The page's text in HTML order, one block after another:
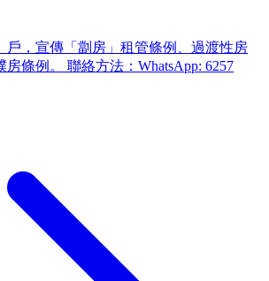
戶，宣傳「劏房」租管條例、過渡性房
條例。 聯絡方法：WhatsApp: 6257